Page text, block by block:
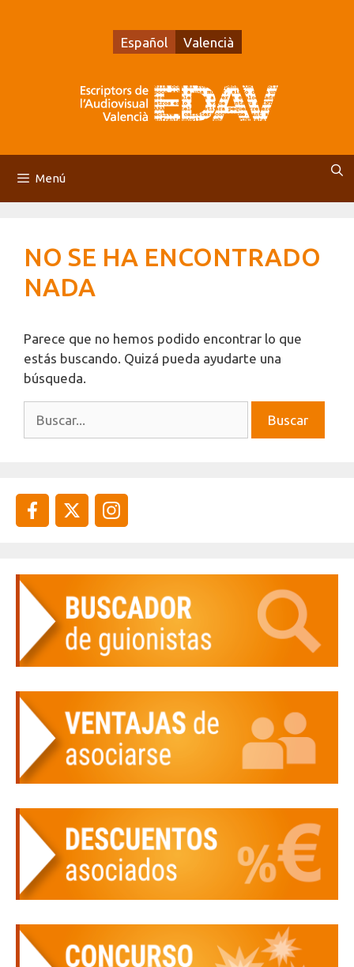
Español Valencià
Menú
NO SE HA ENCONTRADO
NADA
Parece que no hemos podido encontrar lo que
estás buscando. Quizá pueda ayudarte una
búsqueda.